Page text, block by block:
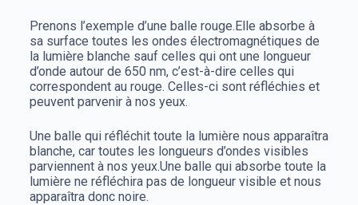
Prenons l’exemple d’une balle rouge.Elle absorbe à
sa surface toutes les ondes électromagnétiques de
la lumière blanche sauf celles qui ont une longueur
d’onde autour de 650 nm, c’est-à-dire celles qui
correspondent au rouge. Celles-ci sont réfléchies et
peuvent parvenir à nos yeux.
Une balle qui réfléchit toute la lumière nous apparaîtra
blanche, car toutes les longueurs d’ondes visibles
parviennent à nos yeux.Une balle qui absorbe toute la
lumière ne réfléchira pas de longueur visible et nous
apparaîtra donc noire.